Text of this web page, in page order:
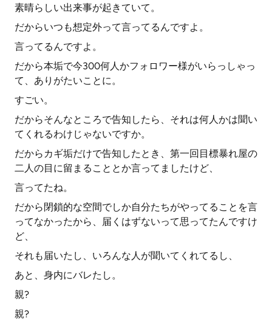
素晴らしい出来事が起きていて。
だからいつも想定外って言ってるんですよ。
言ってるんですよ。
だから本垢で今300何人かフォロワー様がいらっしゃっ
て、ありがたいことに。
すごい。
だからそんなところで告知したら、それは何人かは聞い
てくれるわけじゃないですか。
だからカギ垢だけで告知したとき、第一回目標暴れ屋の
二人の目に留まることとか言ってましたけど、
言ってたね。
だから閉鎖的な空間でしか自分たちがやってることを言
ってなかったから、届くはずないって思ってたんですけ
ど、
それも届いたし、いろんな人が聞いてくれてるし、
あと、身内にバレたし。
親?
親?